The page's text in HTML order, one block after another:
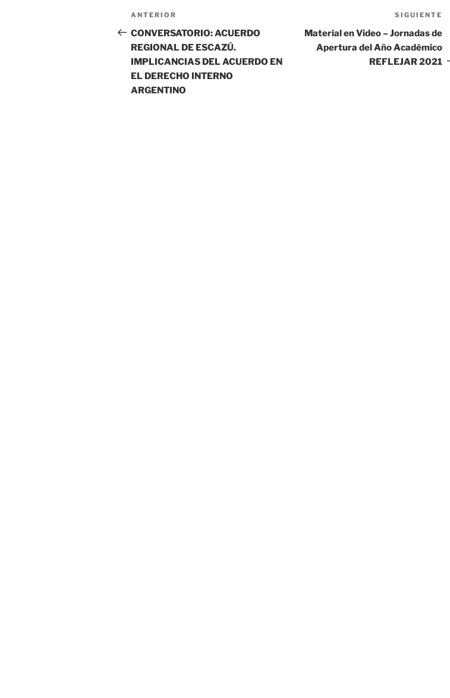
Navegación
de
entradas
Entrada
anterior
ANTERIOR
CONVERSATORIO: ACUERDO
REGIONAL DE ESCAZÚ.
IMPLICANCIAS DEL ACUERDO EN
EL DERECHO INTERNO
ARGENTINO
SIGUIENTE
Material en Video – Jornadas de
Apertura del Año Académico
REFLEJAR 2021